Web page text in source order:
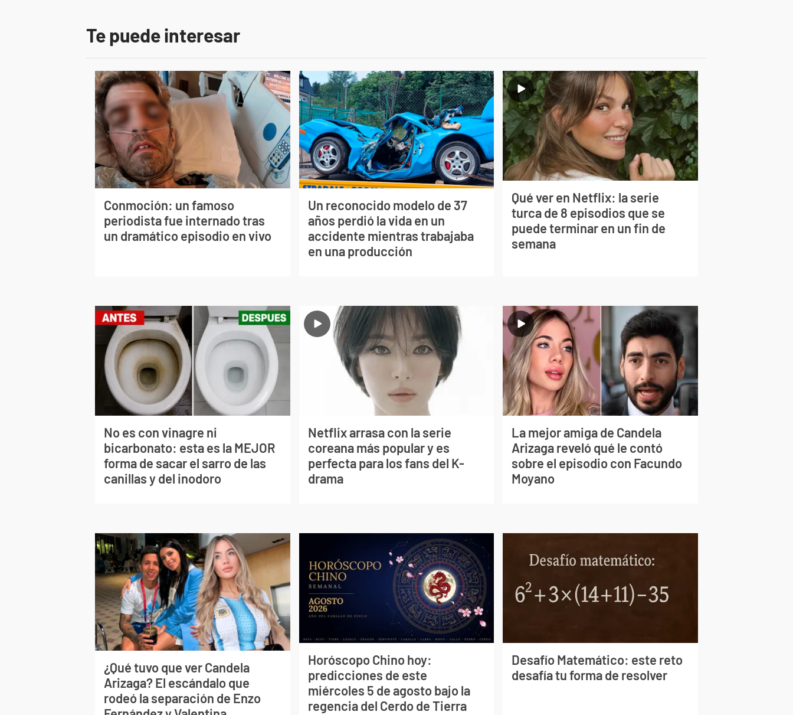
Te puede interesar
Conmoción: un famoso
periodista fue internado tras
un dramático episodio en vivo
Un reconocido modelo de 37
años perdió la vida en un
accidente mientras trabajaba
en una producción
Qué ver en Netflix: la serie
turca de 8 episodios que se
puede terminar en un fin de
semana
No es con vinagre ni
bicarbonato: esta es la MEJOR
forma de sacar el sarro de las
canillas y del inodoro
Netflix arrasa con la serie
coreana más popular y es
perfecta para los fans del K-
drama
La mejor amiga de Candela
Arizaga reveló qué le contó
sobre el episodio con Facundo
Moyano
¿Qué tuvo que ver Candela
Arizaga? El escándalo que
rodeó la separación de Enzo
Horóscopo Chino hoy:
predicciones de este
miércoles 5 de agosto bajo la
regencia del Cerdo de Tierra
Desafío Matemático: este reto
desafía tu forma de resolver